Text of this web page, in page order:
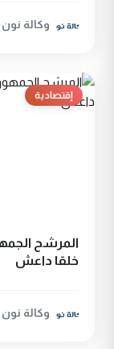
وكالة نون
إقتصادية
المرشح
خلقا داعش
وكالة نون